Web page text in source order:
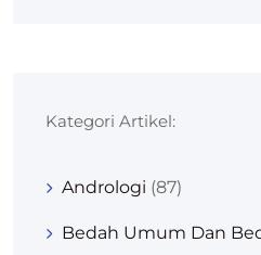
Kategori Artikel:
Andrologi (87)
Bedah Umum Dan